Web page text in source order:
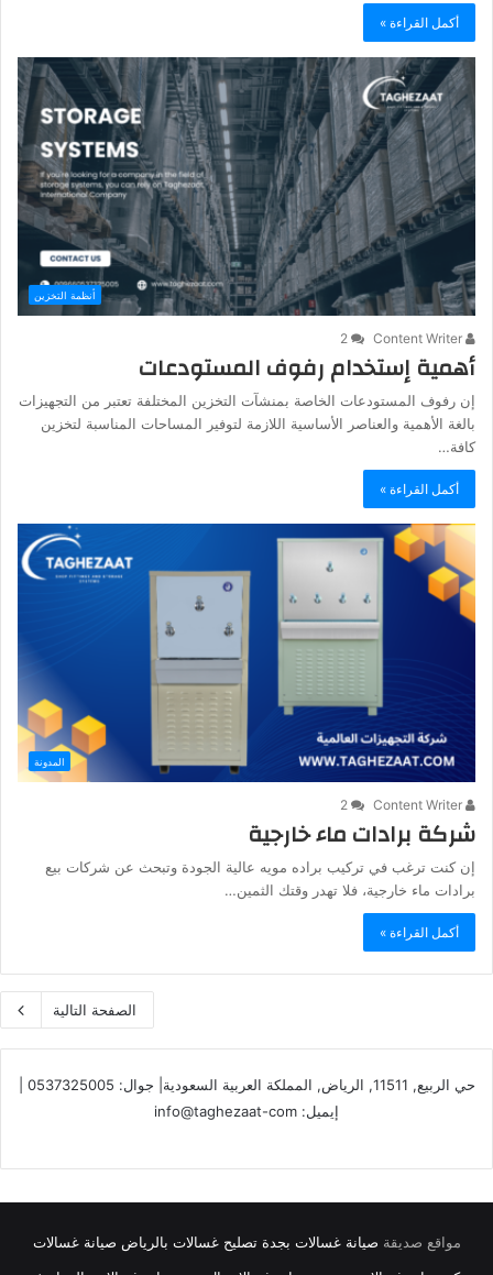
أكمل القراءة »
أنظمة التخزين
2
أهمية إستخدام رفوف المستودعات
إن رفوف المستودعات الخاصة بمنشآت التخزين المختلفة تعتبر من التجهيزات
بالغة الأهمية والعناصر الأساسية اللازمة لتوفير المساحات المناسبة لتخزين
كافة…
أكمل القراءة »
المدونة
2
شركة برادات ماء خارجية
إن كنت ترغب في تركيب براده مويه عالية الجودة وتبحث عن شركات بيع
برادات ماء خارجية، فلا تهدر وقتك الثمين…
أكمل القراءة »
الصفحة التالية
إيميل: info@taghezaat-com
مواقع صديقة صيانة غسالات بجدة تصليح غسالات بالرياض صيانة غسالات